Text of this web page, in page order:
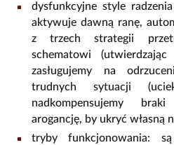
dysfunkcyjne style
aktywuje dawną ranę,
z trzech strategii
schematowi
zasługujemy na
trudnych sytuacji
nadkompensujemy
arogancję, by ukryć własną
tryby funkcjonowania: